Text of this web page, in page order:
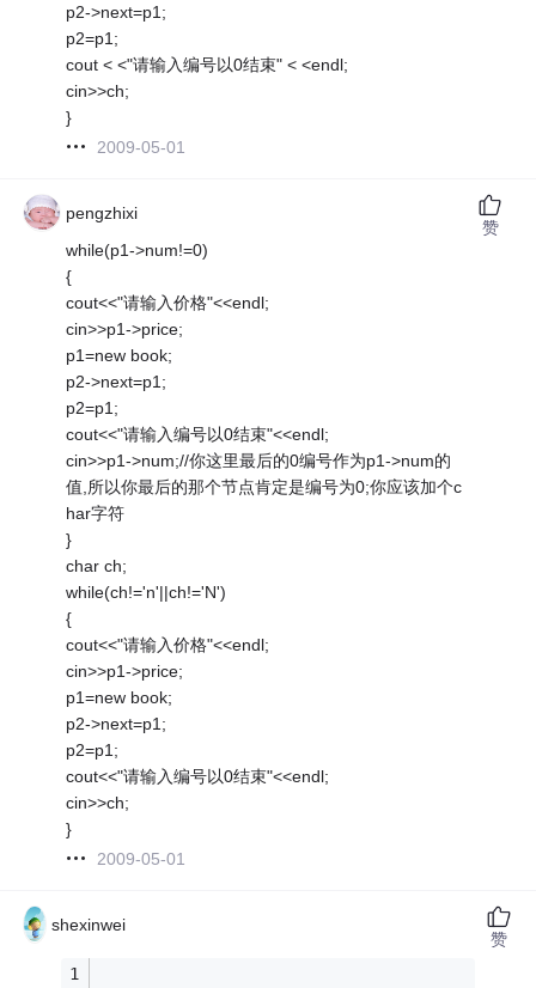
p2->next=p1;
p2=p1;
cout < <"请输入编号以0结束" < <endl;
cin>>ch;
}
2009-05-01
pengzhixi
while(p1->num!=0)
{
cout<<"请输入价格"<<endl;
cin>>p1->price;
p1=new book;
p2->next=p1;
p2=p1;
cout<<"请输入编号以0结束"<<endl;
cin>>p1->num;//你这里最后的0编号作为p1->num的
值,所以你最后的那个节点肯定是编号为0;你应该加个c
har字符
}
char ch;
while(ch!='n'||ch!='N')
{
cout<<"请输入价格"<<endl;
cin>>p1->price;
p1=new book;
p2->next=p1;
p2=p1;
cout<<"请输入编号以0结束"<<endl;
cin>>ch;
}
2009-05-01
赞
shexinwei
赞